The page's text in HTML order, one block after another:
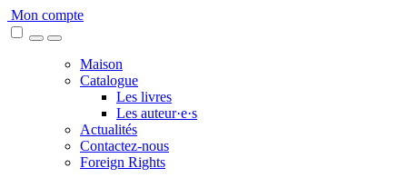
Skip
to
Mon compte
Maison
Catalogue
Les livres
Les auteur·e·s
Actualités
Contactez-nous
Foreign Rights